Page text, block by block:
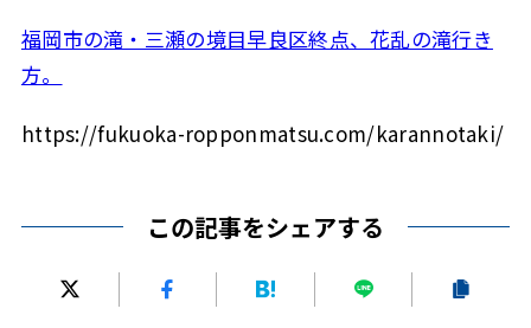
福岡市の滝・三瀬の境目早良区終点、花乱の滝行き
方。
https://fukuoka-ropponmatsu.com/karannotaki/
この記事をシェアする